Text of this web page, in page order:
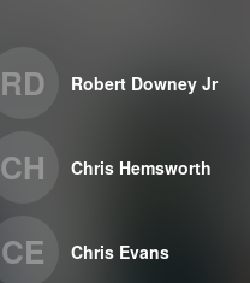
RD Robert Downey Jr
CH Chris Hemsworth
CE Chris Evans